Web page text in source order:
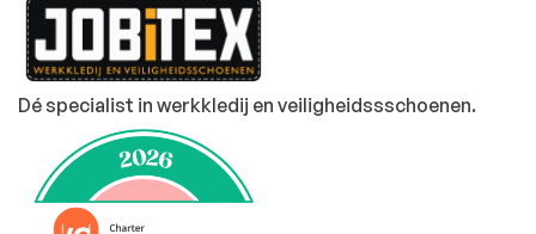
Dé specialist in werkkledij en veiligheidssschoenen.